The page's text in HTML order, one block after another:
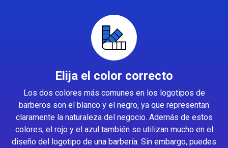
Elija el color correcto
Los dos colores más comunes en los logotipos de
barberos son el blanco y el negro, ya que representan
claramente la naturaleza del negocio. Además de estos
colores, el rojo y el azul también se utilizan mucho en el
diseño del logotipo de una barbería. Sin embargo, puedes